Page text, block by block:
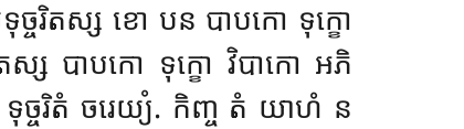
ច្ចរិតស្ស ខោ បន បាបកោ ទុក្ខោ
ស្ស បាបកោ ទុក្ខោ វិបាកោ អភិ
ច្ចរិតំ ចរេយ្យំ. កិញ្ច តំ យាហំ ន